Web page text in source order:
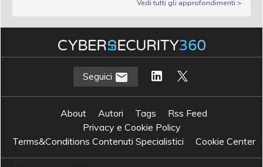
Vedi tutti gli approfondimenti >
Seguici
About Autori Tags
Rss Feed
Privacy e Cookie Policy
Terms&Conditions Contenuti Specialistici
Cookie Center